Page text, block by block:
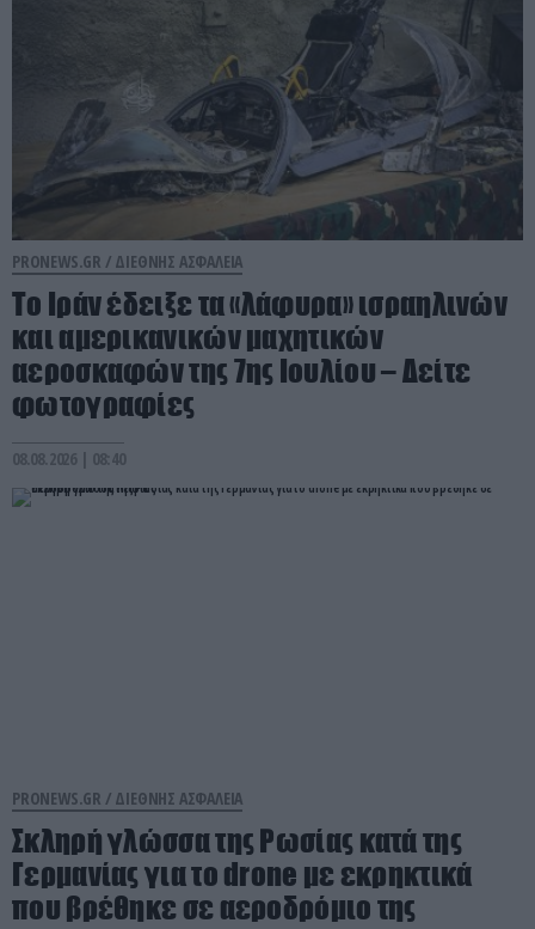
PRONEWS.GR / ΔΙΕΘΝΗΣ ΑΣΦΑΛΕΙΑ
Το Ιράν έδειξε τα «λάφυρα» ισραηλινών
και αμερικανικών μαχητικών
αεροσκαφών της 7ης Ιουλίου – Δείτε
φωτογραφίες
08.08.2026 | 08:40
PRONEWS.GR / ΔΙΕΘΝΗΣ ΑΣΦΑΛΕΙΑ
Σκληρή γλώσσα της Ρωσίας κατά της
Γερμανίας για το drone με εκρηκτικά
που βρέθηκε σε αεροδρόμιο της